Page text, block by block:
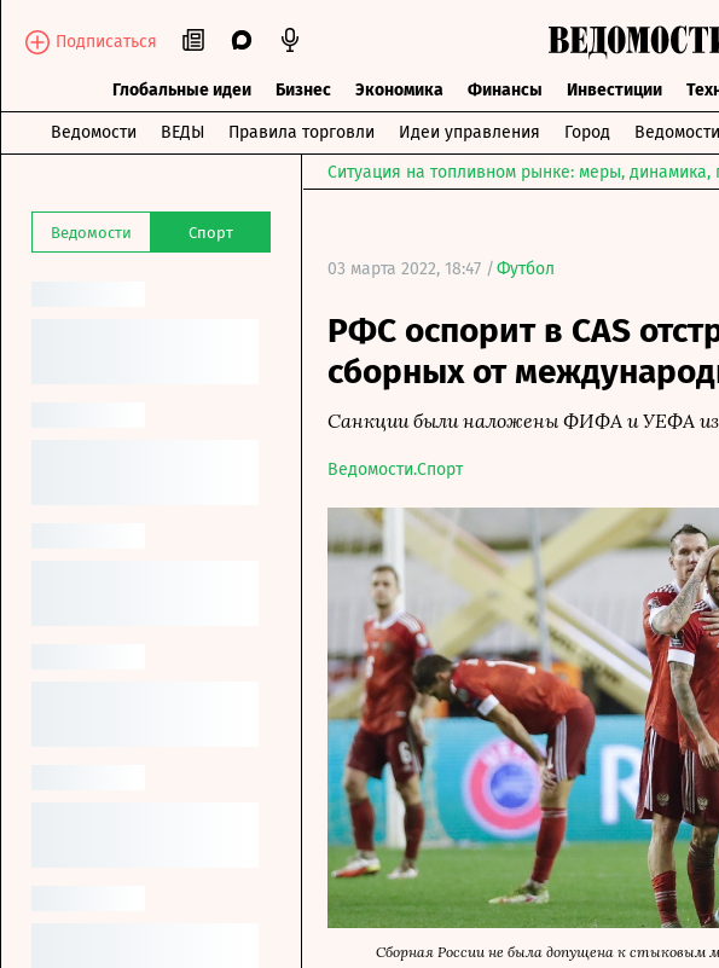
Подписаться
Глобальные идеи Бизнес Экономика Финансы Инвестиции
Ведомости ВЕДЫ Правила торговли Идеи управления Город
Ведомости Спорт
Ситуация на топливном рынке: меры, динамика,
03 марта 2022, 18:47 /Футбол
РФС оспорит в CAS
сборных от
Санкции были наложены ФИФА и УЕФА
Ведомости.Спорт
Сборная России не была допущена к